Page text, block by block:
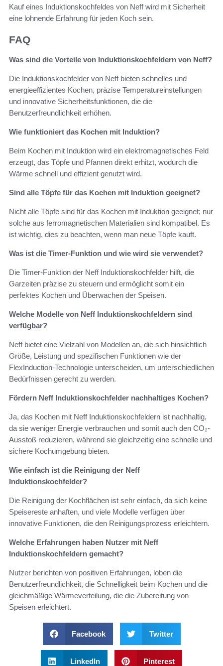
Kauf eines Induktionskochfeldes von Neff wird mit Sicherheit
eine lohnende Erfahrung für jeden Koch sein.
FAQ
Was sind die Vorteile von Induktionskochfeldern von Neff?
Die Induktionskochfelder von Neff bieten schnelles und
energieeffizientes Kochen, präzise Temperatureinstellungen
und innovative Sicherheitsfunktionen, die die
Benutzerfreundlichkeit erhöhen.
Wie funktioniert das Kochen mit Induktion?
Beim Kochen mit Induktion wird ein elektromagnetisches Feld
erzeugt, das Töpfe und Pfannen direkt erhitzt, wodurch die
Wärme schnell und effizient genutzt wird.
Sind alle Töpfe für das Kochen mit Induktion geeignet?
Nicht alle Töpfe sind für das Kochen mit Induktion geeignet; nur
solche aus ferromagnetischen Materialien sind kompatibel. Es
ist wichtig, dies zu beachten, wenn man neue Töpfe kauft.
Was ist die Timer-Funktion und wie wird sie verwendet?
Die Timer-Funktion der Neff Induktionskochfelder hilft, die
Garzeiten präzise zu steuern und ermöglicht somit ein
perfektes Kochen und Überwachen der Speisen.
Welche Modelle von Neff Induktionskochfeldern sind
verfügbar?
Neff bietet eine Vielzahl von Modellen an, die sich hinsichtlich
Größe, Leistung und spezifischen Funktionen wie der
FlexInduction-Technologie unterscheiden, um unterschiedlichen
Bedürfnissen gerecht zu werden.
Fördern Neff Induktionskochfelder nachhaltiges Kochen?
Ja, das Kochen mit Neff Induktionskochfeldern ist nachhaltig,
da sie weniger Energie verbrauchen und somit auch den CO₂-
Ausstoß reduzieren, während sie gleichzeitig eine schnelle und
sichere Kochumgebung bieten.
Wie einfach ist die Reinigung der Neff
Induktionskochfelder?
Die Reinigung der Kochflächen ist sehr einfach, da sich keine
Speisereste anhaften, und viele Modelle verfügen über
innovative Funktionen, die den Reinigungsprozess erleichtern.
Welche Erfahrungen haben Nutzer mit Neff
Induktionskochfeldern gemacht?
Nutzer berichten von positiven Erfahrungen, loben die
Benutzerfreundlichkeit, die Schnelligkeit beim Kochen und die
gleichmäßige Wärmeverteilung, die die Zubereitung von
Speisen erleichtert.
Facebook Twitter
LinkedIn Pinterest